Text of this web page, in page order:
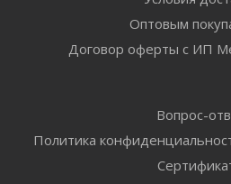
Оптовым
Договор оферты с ИП
Вопрос-
Политика